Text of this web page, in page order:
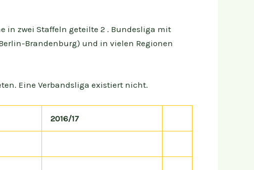
in zwei Staffeln geteilte 2 . Bundesliga mit
Brandenburg) und in vielen Regionen
Eine Verbandsliga existiert nicht.
2016/17